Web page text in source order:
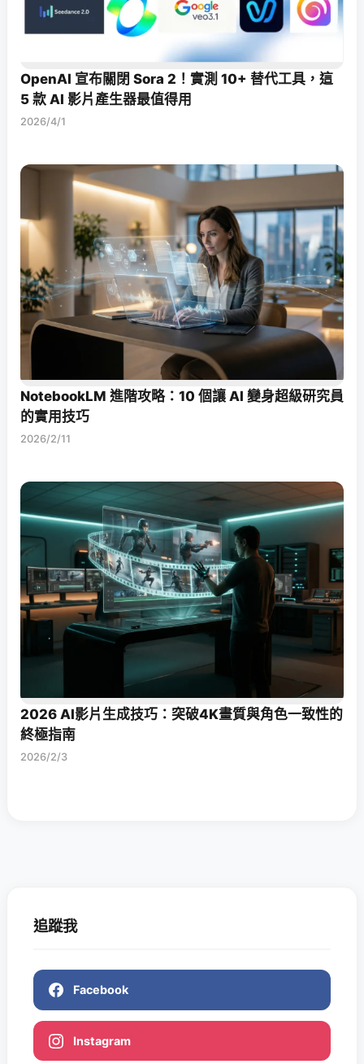
OpenAI 宣布關閉 Sora 2！實測 10+ 替代工具，這
5 款 AI 影片產生器最值得用
2026/4/1
NotebookLM 進階攻略：10 個讓 AI 變身超級研究員
的實用技巧
2026/2/11
2026 AI影片生成技巧：突破4K畫質與角色一致性的
終極指南
2026/2/3
追蹤我
Facebook
Instagram